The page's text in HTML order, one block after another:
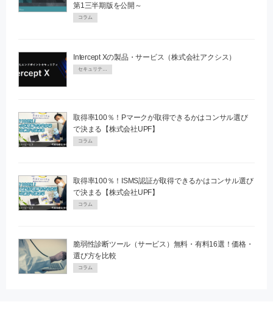
第1三半期版を公開～
コラム
Intercept Xの製品・サービス（株式会社アクシス）
取得率100％！Pマークが取得できるかはコンサル選び
で決まる【株式会社UPF】
コラム
取得率100％！ISMS認証が取得できるかはコンサル選び
で決まる【株式会社UPF】
コラム
脆弱性診断ツール（サービス）無料・有料16選！価格・
選び方を比較
コラム